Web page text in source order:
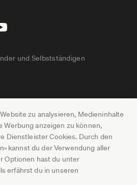
zu analysieren, Medieninhalte
Werbung anzeigen zu können,
Dienstleister Cookies. Durch den
kannst du der Verwendung aller
Optionen hast du unter
erfährst du in unseren
und Selbstständigen